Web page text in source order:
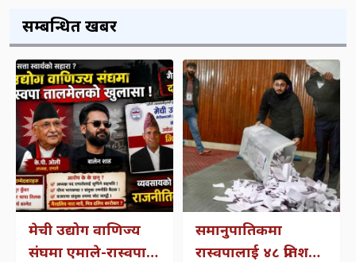
सम्बन्धित खबर
मेची उद्योग वाणिज्य
संघमा एमाले-रास्वपा
समानुपातिकमा
रास्वपालाई ४८ प्रतिशत